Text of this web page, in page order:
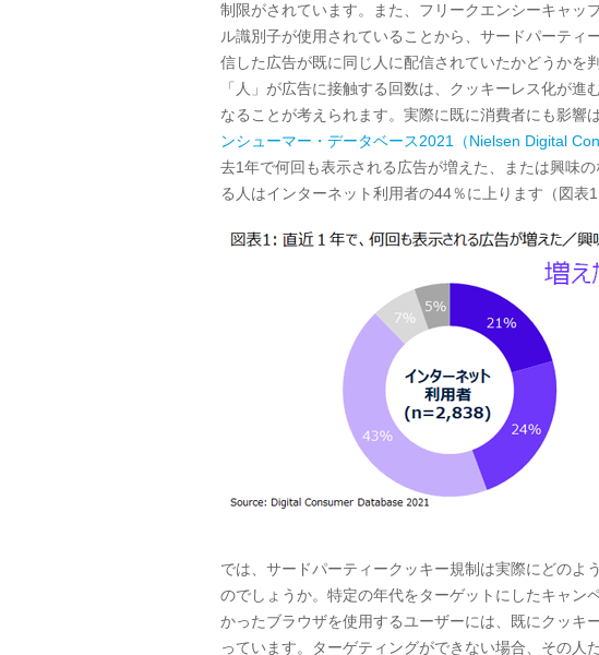
制限がされています。また、フリークエンシーキャッ
ル識別子が使用されていることから、サードパーティ
信した広告が既に同じ人に配信されていたかどうかを
「人」が広告に接触する回数は、クッキーレス化が進
なることが考えられます。実際に既に消費者にも影響
ンシューマー・データベース2021（Nielsen Digital
去1年で何回も表示される広告が増えた、または興味
る人はインターネット利用者の44％に上ります（図表1
では、サードパーティークッキー規制は実際にどのよ
のでしょうか。特定の年代をターゲットにしたキャン
かったブラウザを使用するユーザーには、既にクッキ
っています。ターゲティングができない場合、その人